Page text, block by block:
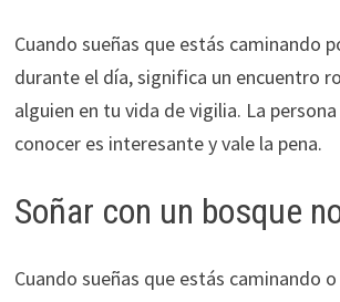
Cuando sueñas que estás caminando
durante el día, significa un encuentro
alguien en tu vida de vigilia. La
conocer es interesante y vale la pena.
Soñar con un bosque
Cuando sueñas que estás caminando